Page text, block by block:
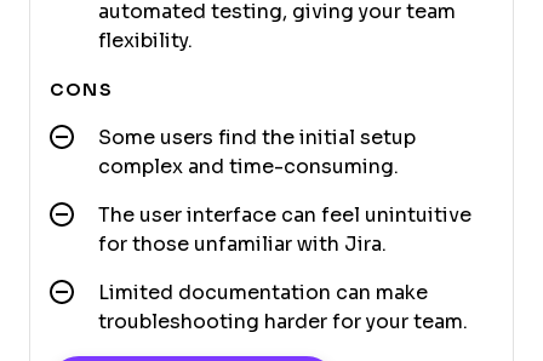
automated testing, giving your team
flexibility.
CONS
Some users find the initial setup
complex and time-consuming.
The user interface can feel unintuitive
for those unfamiliar with Jira.
Limited documentation can make
troubleshooting harder for your team.